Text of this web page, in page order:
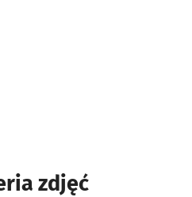
zdjęć